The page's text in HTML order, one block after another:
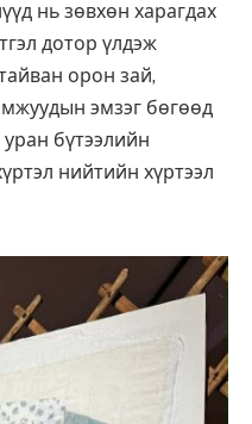
нь зөвхөн харагдах
дотор үлдэж
орон зай,
эмзэг бөгөөд
бүтээлийн
нийтийн хүртээл